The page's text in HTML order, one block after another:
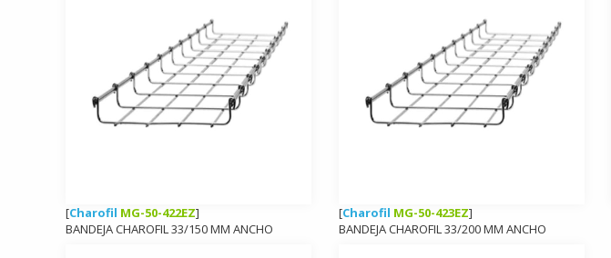
[Charofil MG-50-422EZ]
BANDEJA CHAROFIL 33/150 MM ANCHO
[Charofil MG-50-423EZ]
BANDEJA CHAROFIL 33/200 MM ANCHO